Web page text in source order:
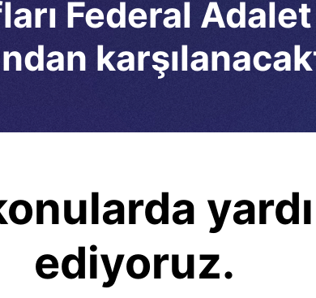
Federal Adalet
ediyoruz.